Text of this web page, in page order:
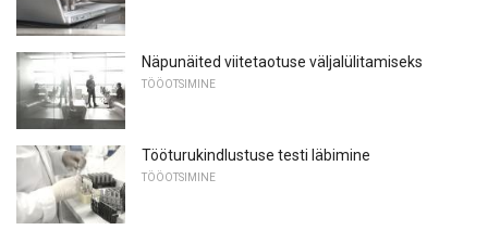
Näpunäited viitetaotuse väljalülitamiseks
TÖÖOTSIMINE
Tööturukindlustuse testi läbimine
TÖÖOTSIMINE